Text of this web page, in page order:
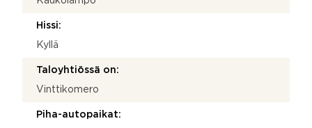
Hissi:
Kyllä
Taloyhtiössä on:
Vinttikomero
Piha-autopaikat: